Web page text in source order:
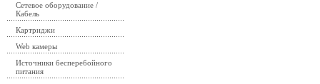
Сетевое оборудование /
Кабель
Картриджи
Web камеры
Источники бесперебойного
питания